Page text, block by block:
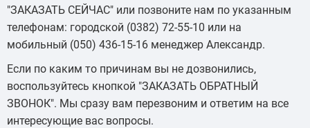
"ЗАКАЗАТЬ СЕЙЧАС" или позвоните нам по указанным
телефонам: городской (0382) 72-55-10 или на
мобильный (050) 436-15-16 менеджер Александр.
Если по каким то причинам вы не дозвонились,
воспользуйтесь кнопкой "ЗАКАЗАТЬ ОБРАТНЫЙ
ЗВОНОК". Мы сразу вам перезвоним и ответим на все
интересующие вас вопросы.